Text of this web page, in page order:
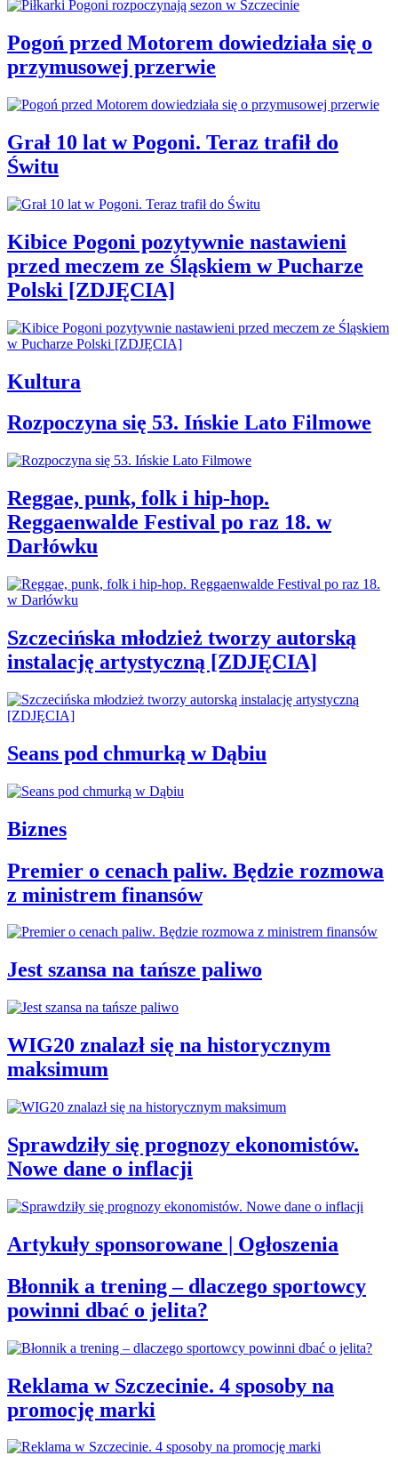
Pogoń przed Motorem dowiedziała się o
przymusowej przerwie
Grał 10 lat w Pogoni. Teraz trafił do
Świtu
Kibice Pogoni pozytywnie nastawieni
przed meczem ze Śląskiem w Pucharze
Polski [ZDJĘCIA]
Kultura
Rozpoczyna się 53. Ińskie Lato Filmowe
Reggae, punk, folk i hip-hop.
Reggaenwalde Festival po raz 18. w
Darłówku
Szczecińska młodzież tworzy autorską
instalację artystyczną [ZDJĘCIA]
Seans pod chmurką w Dąbiu
Biznes
Premier o cenach paliw. Będzie rozmowa
z ministrem finansów
Jest szansa na tańsze paliwo
WIG20 znalazł się na historycznym
maksimum
Sprawdziły się prognozy ekonomistów.
Nowe dane o inflacji
Artykuły sponsorowane | Ogłoszenia
Błonnik a trening – dlaczego sportowcy
powinni dbać o jelita?
Reklama w Szczecinie. 4 sposoby na
promocję marki